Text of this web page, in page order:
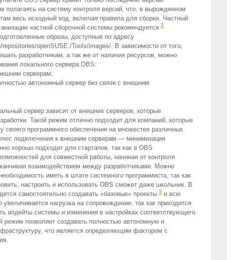
полагаясь на систему контроля версий, что, в вырожденном
весь исходный код, включая правила для сборки. Частный
частной сборочной системы рекомендуется 2
образы, доступные по адресу
openSUSE:/Tools/images/. В зависимости от того,
разработчикам, а так же от наличия ресурсов, можно
локального сервера OBS:
серверам;
автономный сервер без связи с внешним
сервер зависит от внешних серверов, которые
Такой режим отлично подходит для компаний, которые
своего программного обеспечения на множестве различных
подключения к внешним серверам — минимизация
хорошо подходит для стартапов, так как в OBS
для совместной работы, начиная от контроля
взаимодействием между разработчиками. Можно
иметь в штате системного программиста, так как
настроить и использовать OBS сможет даже школьник. В
самостоятельно создавать «базовые» проекты 3 и всю
увеличивается нагрузка на сопровождение, так как приходится
апдейты системы и изменения в настройках соответствующего
режим позволяет создавать полностью автономную и
что является определяющим фактором с